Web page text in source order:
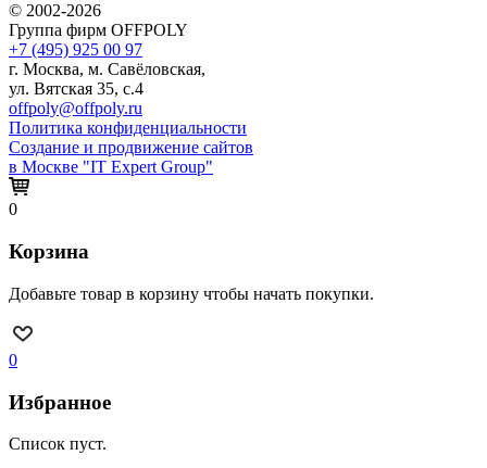
© 2002-2026
Группа фирм OFFPOLY
+7 (495) 925 00 97
г. Москва, м. Савёловская,
ул. Вятская 35, с.4
offpoly@offpoly.ru
Политика конфиденциальности
Создание и продвижение сайтов
в Москве "IT Expert Group"
0
Корзина
Добавьте товар в корзину чтобы начать покупки.
0
Избранное
Список пуст.